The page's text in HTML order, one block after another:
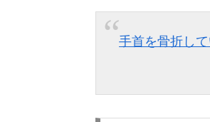
手首を骨折し